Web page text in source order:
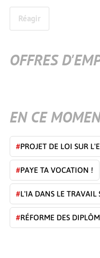
Réagir
OFFRES
EN CE
#PROJET DE LOI SUR
#PAYE TA VOCATION !
#L'IA DANS LE TRAVAIL
#RÉFORME DES